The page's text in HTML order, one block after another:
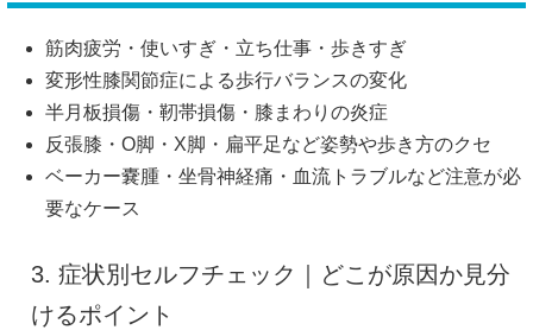
筋肉疲労・使いすぎ・立ち仕事・歩きすぎ
変形性膝関節症による歩行バランスの変化
半月板損傷・靭帯損傷・膝まわりの炎症
反張膝・O脚・X脚・扁平足など姿勢や歩き方のクセ
ベーカー嚢腫・坐骨神経痛・血流トラブルなど注意が必
要なケース
3. 症状別セルフチェック｜どこが原因か見分
けるポイント